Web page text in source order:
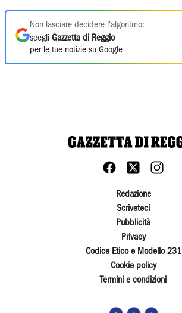
Non lasciare decidere l'algoritmo:
scegli Gazzetta di Reggio
per le tue notizie su Google
Redazione
Scriveteci
Pubblicità
Privacy
Codice Etico e Modello 231
Cookie policy
Termini e condizioni